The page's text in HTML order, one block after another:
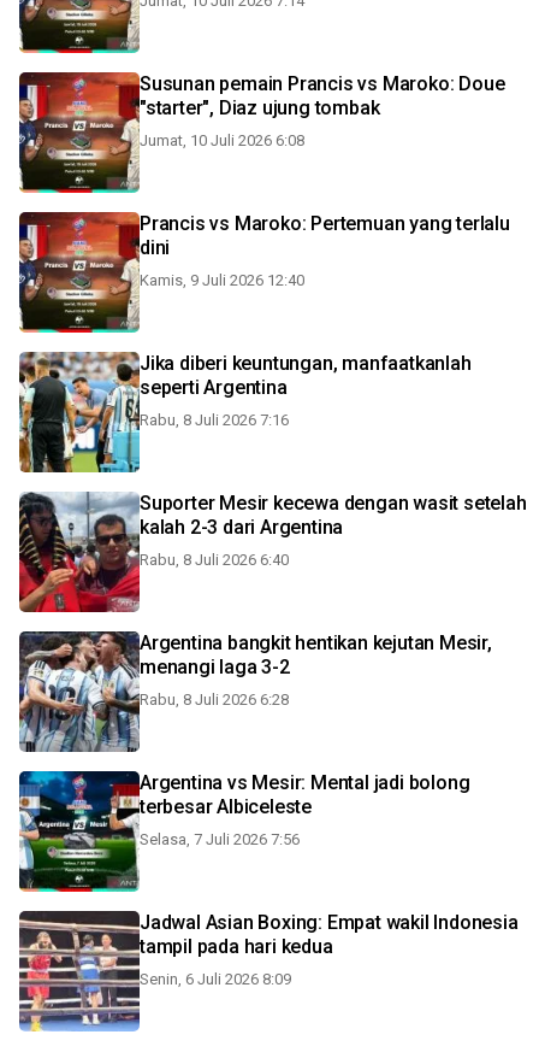
Susunan pemain Prancis vs Maroko: Doue
"starter", Diaz ujung tombak
Jumat, 10 Juli 2026 6:08
Prancis vs Maroko: Pertemuan yang terlalu
dini
Kamis, 9 Juli 2026 12:40
Jika diberi keuntungan, manfaatkanlah
seperti Argentina
Rabu, 8 Juli 2026 7:16
Suporter Mesir kecewa dengan wasit setelah
kalah 2-3 dari Argentina
Rabu, 8 Juli 2026 6:40
Argentina bangkit hentikan kejutan Mesir,
menangi laga 3-2
Rabu, 8 Juli 2026 6:28
Argentina vs Mesir: Mental jadi bolong
terbesar Albiceleste
Selasa, 7 Juli 2026 7:56
Jadwal Asian Boxing: Empat wakil Indonesia
tampil pada hari kedua
Senin, 6 Juli 2026 8:09